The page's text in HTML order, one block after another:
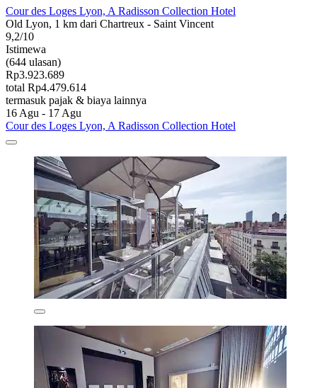
Cour des Loges Lyon, A Radisson Collection Hotel
Old Lyon, 1 km dari Chartreux - Saint Vincent
9,2/10
Istimewa
(644 ulasan)
Rp3.923.689
total Rp4.479.614
termasuk pajak & biaya lainnya
16 Agu - 17 Agu
Cour des Loges Lyon, A Radisson Collection Hotel